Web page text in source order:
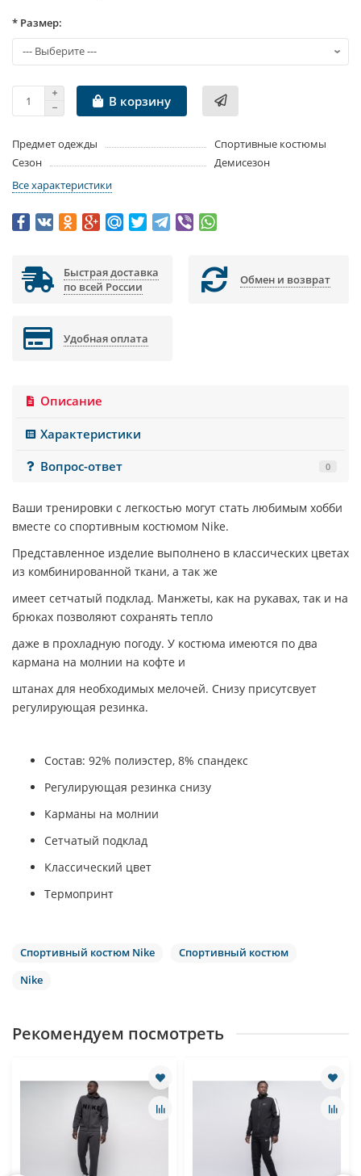
* Размер:
В корзину
Предмет одежды
Спортивные костюмы
Сезон
Демисезон
Все характеристики
Быстрая доставка
по всей России
Обмен и возврат
Удобная оплата
Описание
Характеристики
Вопрос-ответ
0
Ваши тренировки с легкостью могут стать любимым хобби
вместе со спортивным костюмом Nike.
Представленное изделие выполнено в классических цветах
из комбинированной ткани, а так же
имеет сетчатый подклад. Манжеты, как на рукавах, так и на
брюках позволяют сохранять тепло
даже в прохладную погоду. У костюма имеются по два
кармана на молнии на кофте и
штанах для необходимых мелочей. Снизу присутсвует
регулирующая резинка.
Состав: 92% полиэстер, 8% спандекс
Регулирующая резинка снизу
Карманы на молнии
Сетчатый подклад
Классический цвет
Термопринт
Спортивный костюм Nike
Спортивный костюм
Nike
Рекомендуем посмотреть